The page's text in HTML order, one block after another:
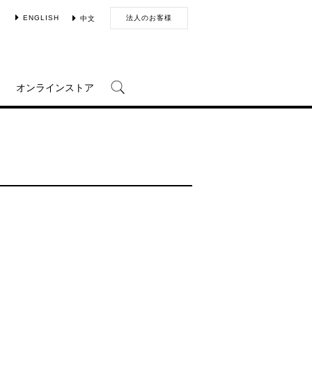
ENGLISH 中文 法人のお客様
オンラインストア